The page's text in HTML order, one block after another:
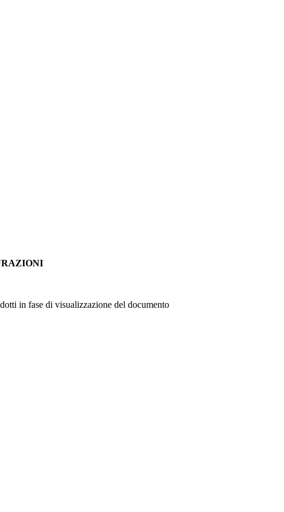
in fase di visualizzazione del documento